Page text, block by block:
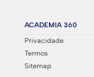
ACADEMIA 360
Privacidade
Termos
Sitemap